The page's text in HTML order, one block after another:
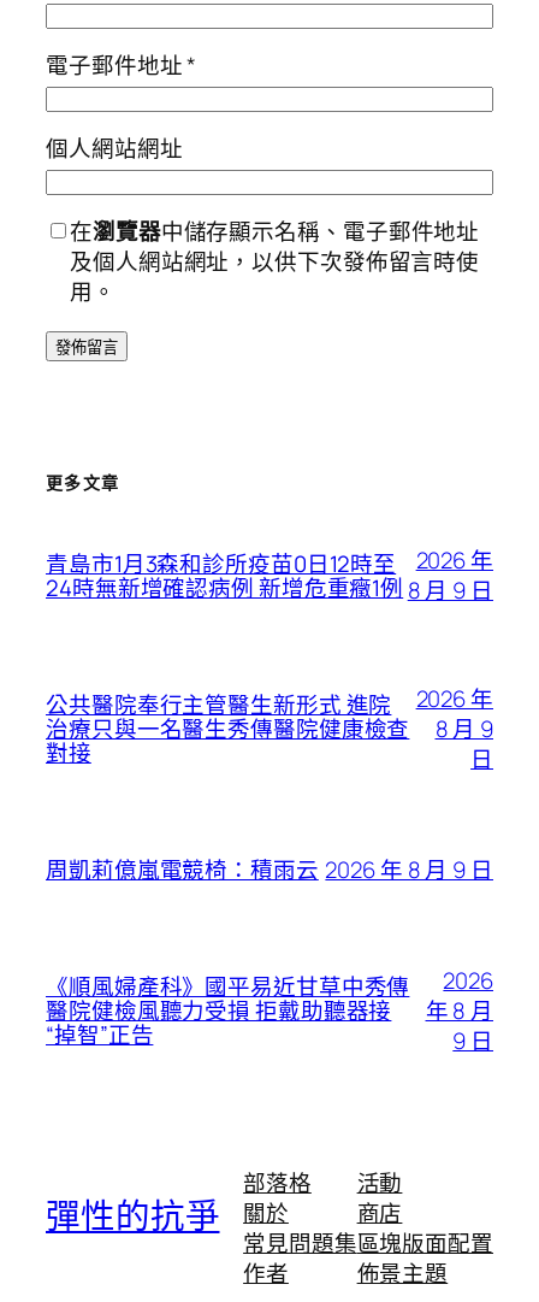
電子郵件地址*
個人網站網址
在瀏覽器中儲存顯示名稱、電子郵件地址
及個人網站網址，以供下次發佈留言時使
用。
更多文章
青島市1月3森和診所疫苗0日12時至
24時無新增確認病例 新增危重癥1例
2026 年
8 月 9 日
公共醫院奉行主管醫生新形式 進院
治療只與一名醫生秀傳醫院健康檢查
對接
2026 年
8 月 9
日
周凱莉億嵐電競椅：積雨云 2026 年 8 月 9 日
《順風婦產科》國平易近甘草中秀傳
醫院健檢風聽力受損 拒戴助聽器接
“掉智”正告
2026
年 8 月
9 日
彈性的抗爭
部落格
關於
常見問題集
作者
活動
商店
區塊版面配置
佈景主題